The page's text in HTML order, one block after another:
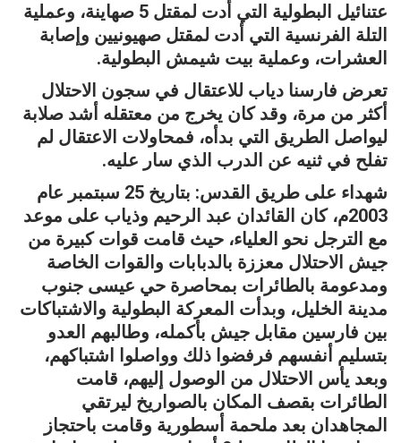
عتنائيل البطولية التي أدت لمقتل 5 صهاينة، وعملية
التلة الفرنسية التي أدت لمقتل صهيونيين وإصابة
العشرات، وعملية بيت شيمش البطولية.
تعرض فارسنا دياب للاعتقال في سجون الاحتلال
أكثر من مرة، وقد كان يخرج من معتقله أشد صلابة
ليواصل الطريق التي بدأه، فمحاولات الاعتقال لم
تفلح في ثنيه عن الدرب الذي سار عليه.
شهداء على طريق القدس: بتاريخ 25 سبتمبر عام
2003م، كان القائدان عبد الرحيم وذياب على موعد
مع الترجل نحو العلياء، حيث قامت قوات كبيرة من
جيش الاحتلال معززة بالدبابات والقوات الخاصة
ومدعومة بالطائرات بمحاصرة حي عيسى جنوب
مدينة الخليل، وبدأت المعركة البطولية والاشتباكات
بين فارسين مقابل جيش بأكمله، وطالبهم العدو
بتسليم أنفسهم فرفضوا ذلك وواصلوا اشتباكهم،
وبعد يأس الاحتلال من الوصول إليهم، قامت
الطائرات بقصف المكان بالصواريخ ليرتقي
المجاهدان بعد ملحمة أسطورية وقامت باحتجاز